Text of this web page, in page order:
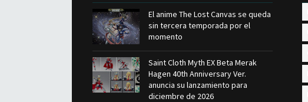
El anime The Lost Canvas se queda
sin tercera temporada por el
momento
Saint Cloth Myth EX Beta Merak
Hagen 40th Anniversary Ver.
anuncia su lanzamiento para
diciembre de 2026